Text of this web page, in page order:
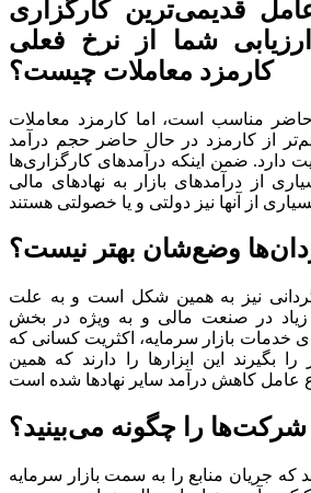
قدیمی‌ترین کارگزاری
ارزیابی شما از نرخ فعلی
کارمزد معاملات چیست؟
مناسب است، اما کارمزد معاملات
از کارمزد در حال حاضر حجم درآمد
دارد. ضمن اینکه درآمد‌های کارگزاری‌ها
از درآمد‌های بازار به نهاد‌های مالی
وضع‌شان بهتر نیست؟
نیز به همین شکل است و به علت
زیاد در صنعت مالی و به ویژه در بخش
خدمات بازار سرمایه، اکثریت کسانی که
را بگیرند این ابزار‌ها را دارند که همین
شرکت‌ها را چگونه می‌بینید؟
که جریان منابع را به سمت بازار سرمایه